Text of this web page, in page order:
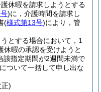
休暇を請求しようとする
)に，介護時間を請求し
(様式第13号)により，管
とする場合において，1
休暇の承認を受けようと
該指定期間が2週間未満で
について一括して申し出な
)